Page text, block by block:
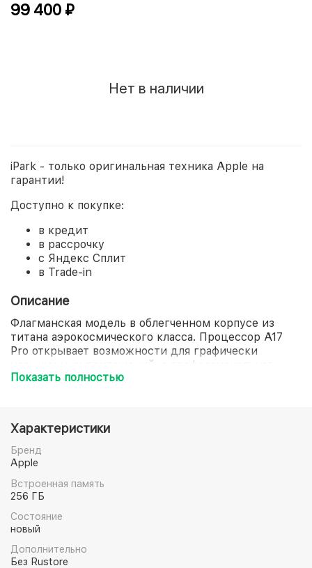
99 400 ₽
Нет в наличии
iPark - только оригинальная техника Apple на
гарантии!
Доступно к покупке:
в кредит
в рассрочку
с Яндекс Сплит
в Trade-in
Описание
Флагманская модель в облегченном корпусе из
титана аэрокосмического класса. Процессор A17
Pro открывает возможности для графически
насыщенных приложений, а профессиональная
камера с трёхкратным оптическим зумом создана
профессиональным пользователям оперативно
работать с материалами прямо на устройстве!
Показать полностью
Характеристики
Бренд
Apple
Встроенная память
256 ГБ
Состояние
новый
Дополнительно
Без Rustore